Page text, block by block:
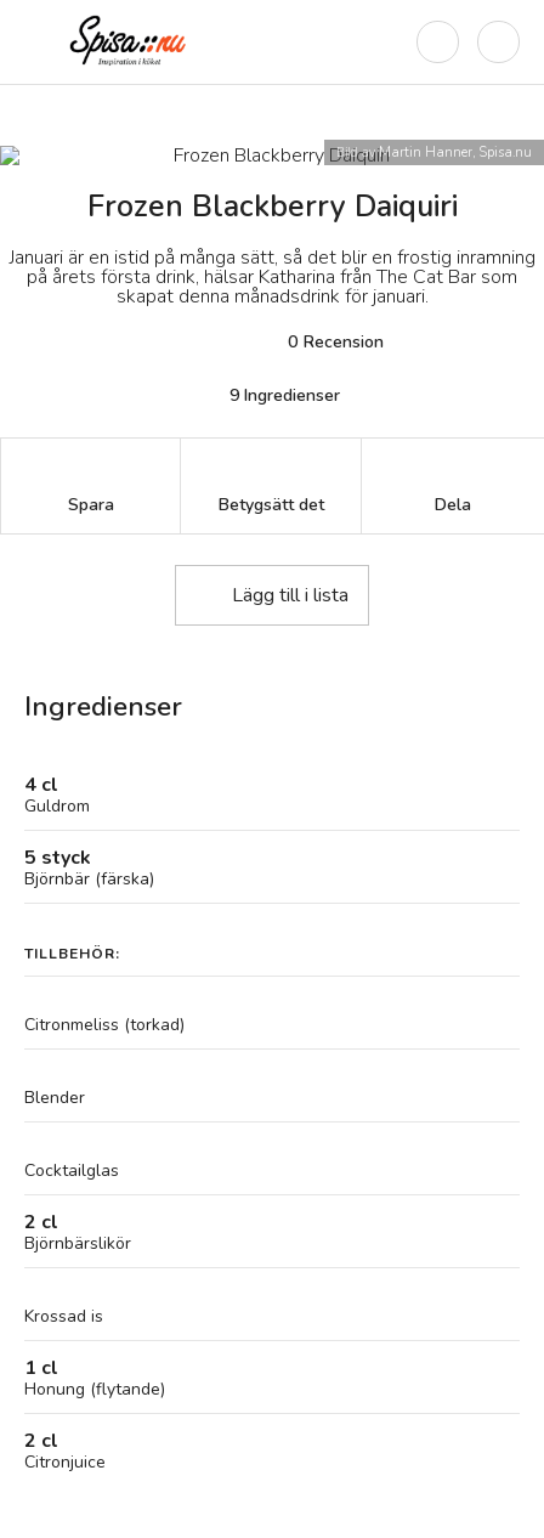
Bild av Martin Hanner, Spisa.nu
Frozen Blackberry Daiquiri
Januari är en istid på många sätt, så det blir en frostig inramning
på årets första drink, hälsar Katharina från The Cat Bar som
skapat denna månadsdrink för januari.
0 Recension
9 Ingredienser
Spara Betygsätt det Dela
Lägg till i lista
Ingredienser
4 cl
Guldrom
5 styck
Björnbär (färska)
TILLBEHÖR:
Citronmeliss (torkad)
Blender
Cocktailglas
2 cl
Björnbärslikör
Krossad is
1 cl
Honung (flytande)
2 cl
Citronjuice